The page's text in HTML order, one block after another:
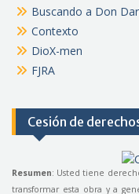
Buscando a Don
Contexto
DioX-men
FJRA
Cesión de
Resumen: Usted tiene
transformar esta obra y a